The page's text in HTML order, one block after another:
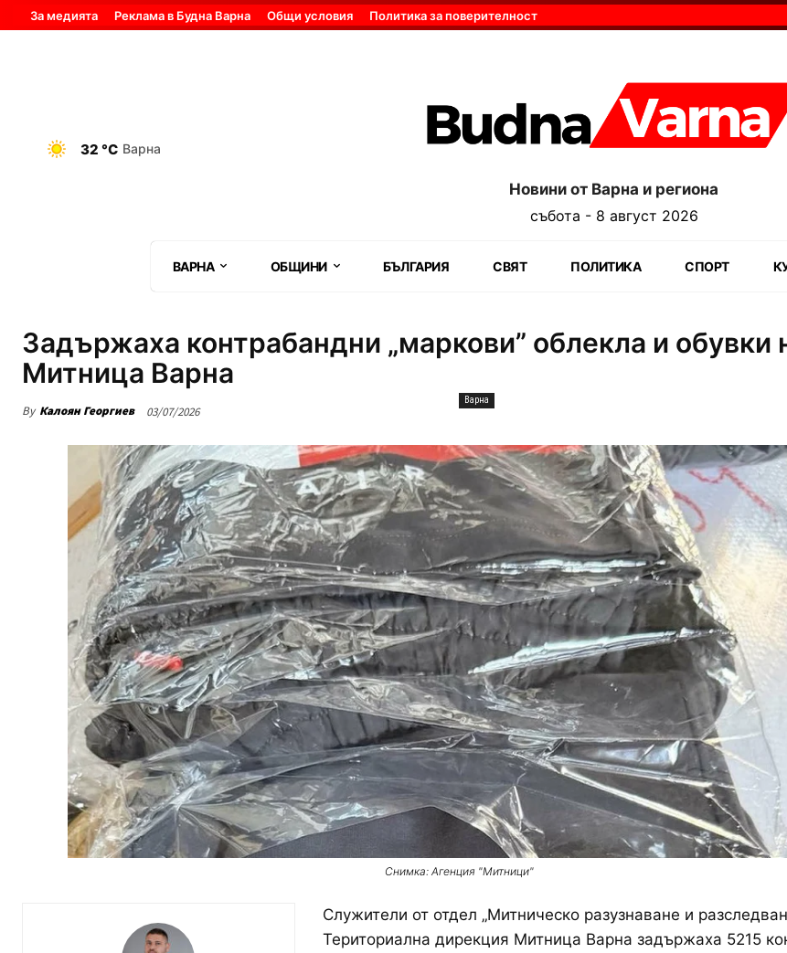
За медията Реклама в Будна Варна Общи условия Политика за поверителност
32 °C Варна
Новини от Варна и региона
събота - 8 август 2026
ВАРНА ОБЩИНИ БЪЛГАРИЯ СВЯТ ПОЛИТИКА СПОРТ
Задържаха контрабандни „маркови” облекла и обувки
Митница Варна
By Калоян Георгиев 03/07/2026
Варна
Снимка: Агенция "Митници"
Служители от отдел „Митническо разузнаване и
Териториална дирекция Митница Варна задържаха 5215